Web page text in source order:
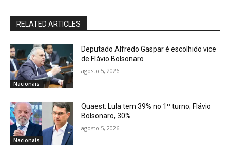
RELATED ARTICLES
Nacionais
Deputado Alfredo Gaspar é escolhido vice
de Flávio Bolsonaro
agosto 5, 2026
Nacionais
Quaest: Lula tem 39% no 1º turno; Flávio
Bolsonaro, 30%
agosto 5, 2026